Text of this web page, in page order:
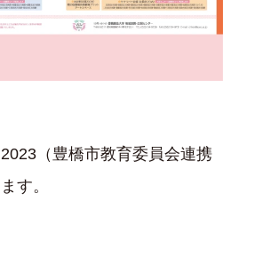
（豊橋市教育委員会連携
す。